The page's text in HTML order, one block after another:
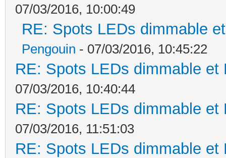
07/03/2016, 10:00:49
RE: Spots LEDs dimmable
Pengouin - 07/03/2016, 10:45:22
RE: Spots LEDs dimmable
07/03/2016, 10:40:44
RE: Spots LEDs dimmable
07/03/2016, 11:51:03
RE: Spots LEDs dimmable